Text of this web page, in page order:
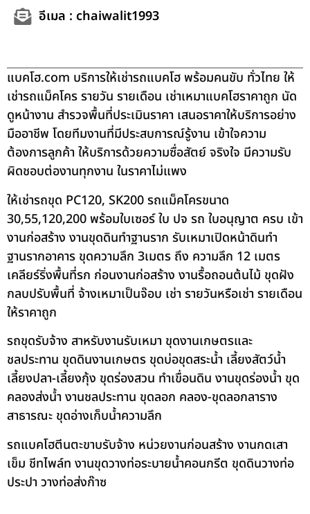
อีเมล : chaiwalit1993
แบคโฮ.com บริการให้เช่ารถแบคโฮ พร้อมคนขับ ทั่วไทย ให้
เช่ารถแม็คโคร รายวัน รายเดือน เช่าเหมาแบคโฮราคาถูก นัด
ดูหน้างาน สำรวจพื้นที่ประเมินราคา เสนอราคาให้บริการอย่าง
มืออาชีพ โดยทีมงานที่มีประสบการณ์รู้งาน เข้าใจความ
ต้องการลูกค้า ให้บริการด้วยความซื่อสัตย์ จริงใจ มีความรับ
ผิดชอบต่องานทุกงาน ในราคาไม่แพง
ให้เช่ารถขุด PC120, SK200 รถแม็คโครขนาด
30,55,120,200 พร้อมใบเซอร์ ใบ ปจ รถ ใบอนุญาต ครบ เข้า
งานก่อสร้าง งานขุดดินทำฐานราก รับเหมาเปิดหน้าดินทำ
ฐานรากอาคาร ขุดความลึก 3เมตร ถึง ความลึก 12 เมตร
เคลียร์ริ่งพื้นที่รก ก่อนงานก่อสร้าง งานรื้อถอนต้นไม้ ขุดฝัง
กลบปรับพื้นที่ จ้างเหมาเป็นจ๊อบ เช่า รายวันหรือเช่า รายเดือน
ให้ราคาถูก
รถขุดรับจ้าง สาหรับงานรับเหมา ขุดงานเกษตรและ
ชลประทาน ขุดดินงานเกษตร ขุดบ่อขุดสระน้ำ เลี้ยงสัตว์น้ำ
เลี้ยงปลา-เลี้ยงกุ้ง ขุดร่องสวน ทำเขื่อนดิน งานขุดร่องน้ำ ขุด
คลองส่งน้ำ งานชลประทาน ขุดลอก คลอง-ขุดลอกลาราง
สาธารณะ ขุดอ่างเก็บน้ำความลึก
รถแบคโฮตีนตะขาบรับจ้าง หน่วยงานก่อนสร้าง งานกดเสา
เข็ม ชีทไพล์ท งานขุดวางท่อระบายน้ำคอนกรีต ขุดดินวางท่อ
ประปา วางท่อส่งก๊าซ